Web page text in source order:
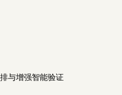
与增强智能验证